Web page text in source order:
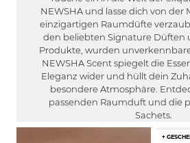
Filter
NEWSHA und lasse dich von der
einzigartigen Raumdüfte
den beliebten Signature Düften
Produkte, wurden
NEWSHA Scent spiegelt die
Eleganz wider und hüllt dein
besondere Atmosphäre.
passenden Raumduft und die
Sachets.
+